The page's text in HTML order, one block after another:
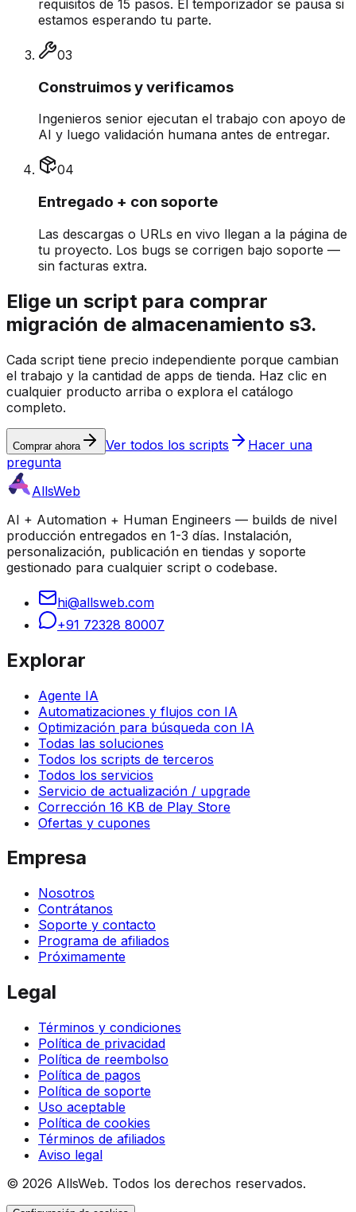
requisitos de 15 pasos. El temporizador se pausa si
estamos esperando tu parte.
03
Construimos y verificamos
Ingenieros senior ejecutan el trabajo con apoyo de
AI y luego validación humana antes de entregar.
04
Entregado + con soporte
Las descargas o URLs en vivo llegan a la página de
tu proyecto. Los bugs se corrigen bajo soporte —
sin facturas extra.
Elige un script para comprar
migración de almacenamiento s3.
Cada script tiene precio independiente porque cambian
el trabajo y la cantidad de apps de tienda. Haz clic en
cualquier producto arriba o explora el catálogo
completo.
Comprar ahora Ver todos los scripts
Hacer una
pregunta
AllsWeb
AI + Automation + Human Engineers — builds de nivel
producción entregados en 1-3 días. Instalación,
personalización, publicación en tiendas y soporte
gestionado para cualquier script o codebase.
hi@allsweb.com
+91 72328 80007
Explorar
Agente IA
Automatizaciones y flujos con IA
Optimización para búsqueda con IA
Todas las soluciones
Todos los scripts de terceros
Todos los servicios
Servicio de actualización / upgrade
Corrección 16 KB de Play Store
Ofertas y cupones
Empresa
Nosotros
Contrátanos
Soporte y contacto
Programa de afiliados
Próximamente
Legal
Términos y condiciones
Política de privacidad
Política de reembolso
Política de pagos
Política de soporte
Uso aceptable
Política de cookies
Términos de afiliados
Aviso legal
© 2026 AllsWeb. Todos los derechos reservados.